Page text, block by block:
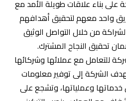
تفاهم متبادل ونجاح مشترك من
الإلكتروني ملتزمة بتحقيق
التسويق الرقمي. تقوم الشركة
الشراكة، والشفافية، وتعمل بجد
وتفاعلية تعزز علاقات الشركات
في سوقهم.